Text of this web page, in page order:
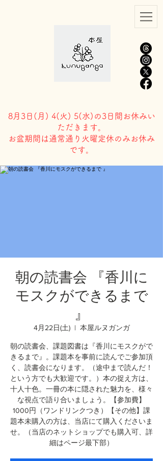
8月3日( 月) 4(火) 5(水)の3日間お休みい
ただきます。
​お盆期間は通常通り火曜定休のみお休み
です。
朝の読書会 『香川に
モスクができるまで
』
4月22日(土)
  |
本屋ルヌガンガ
朝の読書会、課題図書は『香川にモスクがで
きるまで』。課題本を事前に読んでご参加頂
く、読書会になります。（途中まで読んだ！
という方でも大歓迎です。）本の捉え方は、
十人十色。一冊の本に隠された魅力を、様々
な視点で語り合いましょう。【参加費】
1000円（ワンドリンクつき）【その他】課
題本未購入の方は、当店にて購入くださいま
せ。（当店のネットショップでも購入可、詳
細はページ最下部）